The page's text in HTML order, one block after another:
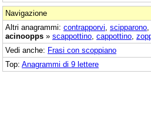
Navigazione
Altri anagrammi: contrapporvi scipparono
acinoopps » scappottino cappottino
Vedi anche: Frasi con scoppiano
Top: Anagrammi di 9 lettere